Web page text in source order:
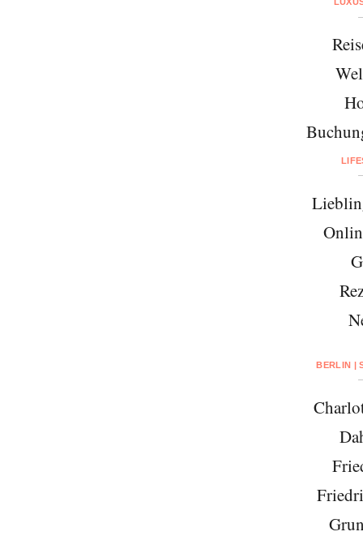
BERLIN |